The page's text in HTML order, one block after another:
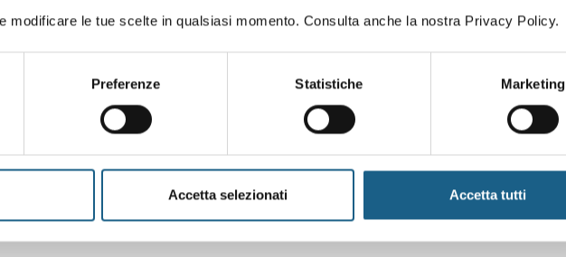
modificare le tue scelte in qualsiasi momento. Consulta anche la nostra Privacy Policy.
Preferenze Statistiche Marketing
Accetta selezionati Accetta tutti
dal Fondo Sociale Europeo Plus e dalla Regione Emilia-Romagna.
dovere all'istruzione e formazione
PROGRAMMA A PARMA